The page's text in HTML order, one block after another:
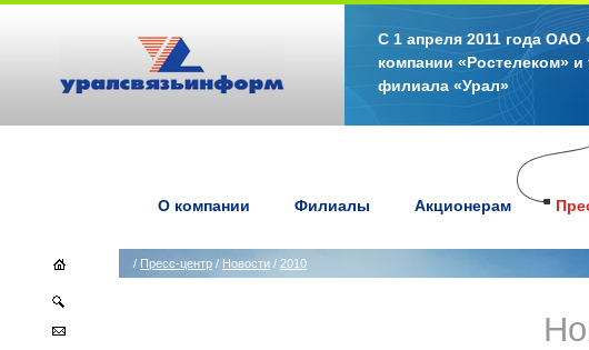
С 1 апреля 2011 года ОАО
компании «Ростелеком»
филиала «Урал»
О компании Филиалы Акционерам
/ Пресс-центр / Новости / 2010